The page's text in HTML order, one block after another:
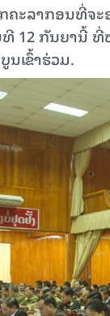
ຄະລາກອນທີ່ຈ
12 ກັນຍານີ້
ເຂົ້າຮ່ວມ.